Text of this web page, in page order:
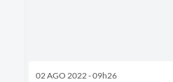
02 AGO 2022 - 09h26